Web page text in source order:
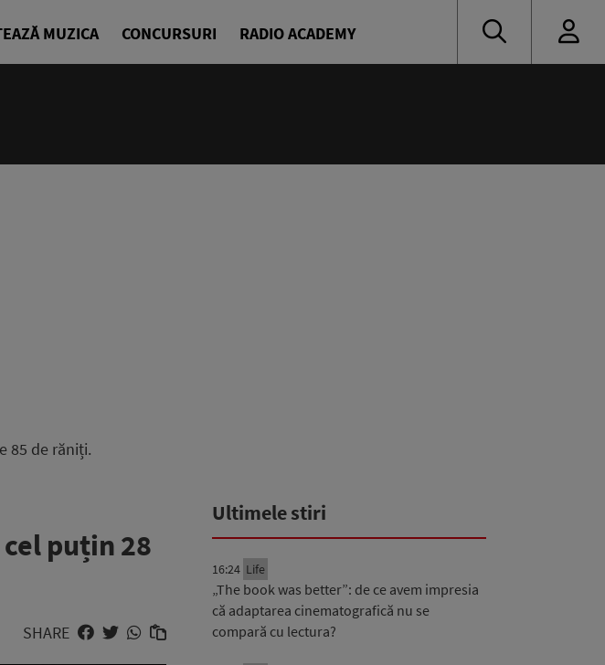
MUZICA CONCURSURI RADIO ACADEMY
85 de răniți.
puțin 28
SHARE
Ultimele stiri
16:24 Life
„The book was better”: de ce avem impresia
că adaptarea cinematografică nu se
compară cu lectura?